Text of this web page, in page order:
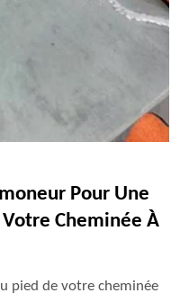
Pour Une
Cheminée À
pied de votre cheminée